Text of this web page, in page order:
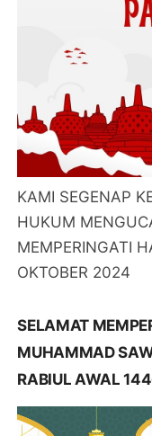
KAMI SEGENAP
HUKUM
MEMPERINGATI
OKTOBER 2024
SELAMAT
MUHAMMAD
RABIUL AWAL